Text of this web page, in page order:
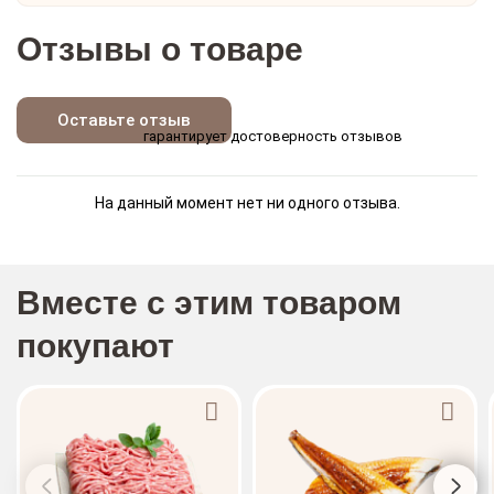
Отзывы о товаре
Оставьте отзыв
гарантирует достоверность отзывов
На данный момент нет ни одного отзыва.
Вместе с этим товаром
покупают